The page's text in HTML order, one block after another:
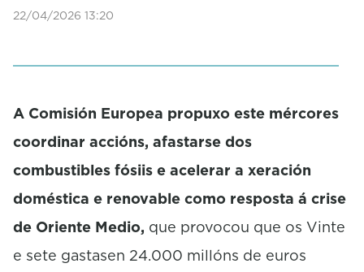
22/04/2026 13:20
A Comisión Europea propuxo este mércores
coordinar accións, afastarse dos
combustibles fósiis e acelerar a xeración
doméstica e renovable como resposta á crise
de Oriente Medio, que provocou que os Vinte
e sete gastasen 24.000 millóns de euros